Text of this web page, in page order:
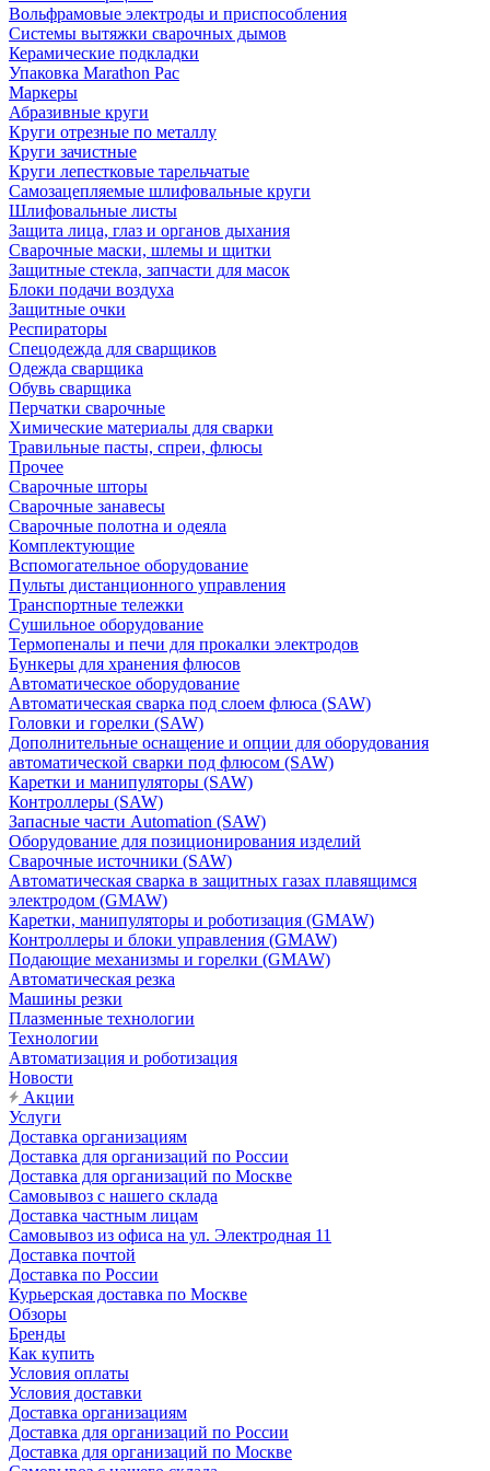
Вольфрамовые электроды и приспособления
Системы вытяжки сварочных дымов
Керамические подкладки
Упаковка Marathon Pac
Маркеры
Абразивные круги
Круги отрезные по металлу
Круги зачистные
Круги лепестковые тарельчатые
Самозацепляемые шлифовальные круги
Шлифовальные листы
Защита лица, глаз и органов дыхания
Сварочные маски, шлемы и щитки
Защитные стекла, запчасти для масок
Блоки подачи воздуха
Защитные очки
Респираторы
Спецодежда для сварщиков
Одежда сварщика
Обувь сварщика
Перчатки сварочные
Химические материалы для сварки
Травильные пасты, спреи, флюсы
Прочее
Сварочные шторы
Сварочные занавесы
Сварочные полотна и одеяла
Комплектующие
Вспомогательное оборудование
Пульты дистанционного управления
Транспортные тележки
Сушильное оборудование
Термопеналы и печи для прокалки электродов
Бункеры для хранения флюсов
Автоматическое оборудование
Автоматическая сварка под слоем флюса (SAW)
Головки и горелки (SAW)
Дополнительные оснащение и опции для оборудования
автоматической сварки под флюсом (SAW)
Каретки и манипуляторы (SAW)
Контроллеры (SAW)
Запасные части Automation (SAW)
Оборудование для позиционирования изделий
Сварочные источники (SAW)
Автоматическая сварка в защитных газах плавящимся
электродом (GMAW)
Каретки, манипуляторы и роботизация (GMAW)
Контроллеры и блоки управления (GMAW)
Подающие механизмы и горелки (GMAW)
Автоматическая резка
Машины резки
Плазменные технологии
Технологии
Автоматизация и роботизация
Новости
Акции
Услуги
Доставка организациям
Доставка для организаций по России
Доставка для организаций по Москве
Самовывоз с нашего склада
Доставка частным лицам
Самовывоз из офиса на ул. Электродная 11
Доставка почтой
Доставка по России
Курьерская доставка по Москве
Обзоры
Бренды
Как купить
Условия оплаты
Условия доставки
Доставка организациям
Доставка для организаций по России
Доставка для организаций по Москве